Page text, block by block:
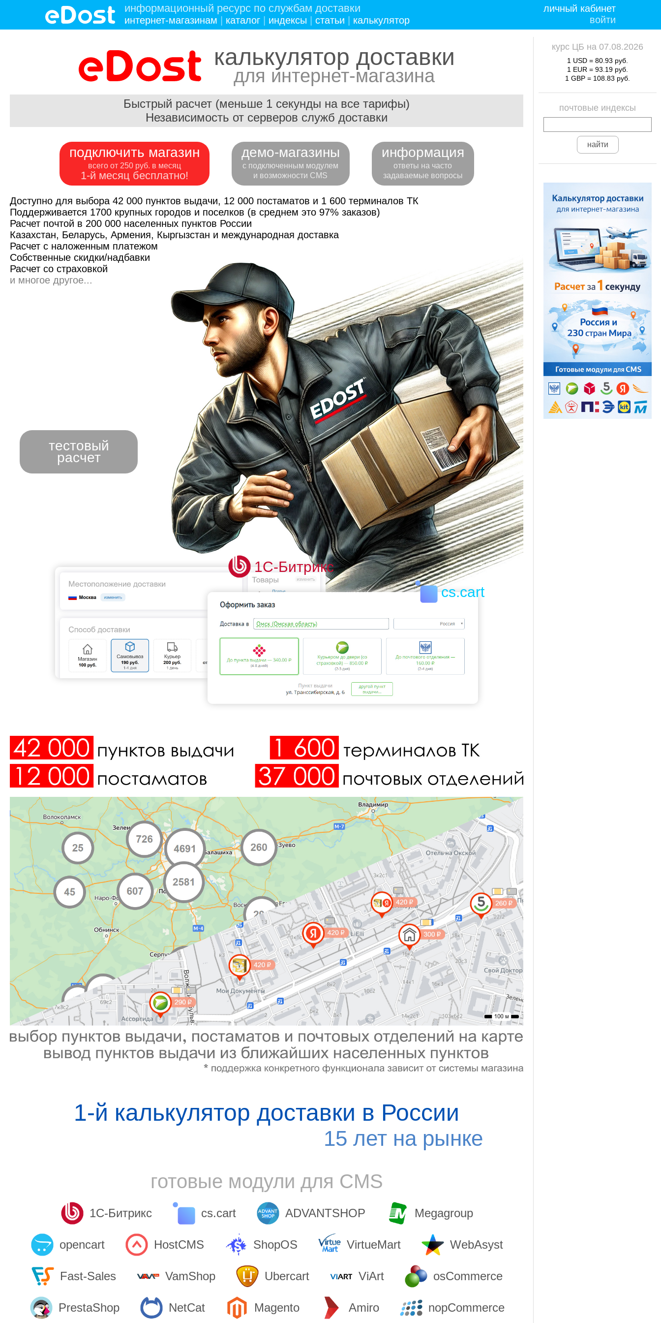
личный кабинет
войти
информационный ресурс по службам доставки
интернет-магазинам каталог индексы статьи калькулятор
калькулятор доставки
для интернет-магазина
Быстрый расчет (меньше 1 секунды на все тарифы)
Независимость от серверов служб доставки
подключить магазин
всего от 250 руб. в месяц
1-й месяц бесплатно!
демо-магазины
с подключенным модулем
и возможности CMS
информация
ответы на часто
задаваемые вопросы
Доступно для выбора 42 000 пунктов выдачи, 12 000 постаматов и 1 600 терминалов ТК
Поддерживается 1700 крупных городов и поселков (в среднем это 97% заказов)
Расчет почтой в 200 000 населенных пунктов России
Казахстан, Беларусь, Армения, Кыргызстан и международная доставка
Расчет с наложенным платежом
Собственные скидки/надбавки
Расчет со страховкой
и многое другое...
тестовый
расчет
1С-Битрикс
cs.cart
1-й калькулятор доставки в России
15 лет на рынке
готовые модули для CMS
1С-Битрикс cs.cart ADVANTSHOP Megagroup
opencart HostCMS ShopOS VirtueMart WebAsyst
Fast-Sales VamShop Ubercart ViArt osCommerce
PrestaShop NetCat Magento Amiro nopCommerce
курс ЦБ на 07.08.2026
1 USD = 80.93 руб.
1 EUR = 93.19 руб.
1 GBP = 108.83 руб.
почтовые индексы